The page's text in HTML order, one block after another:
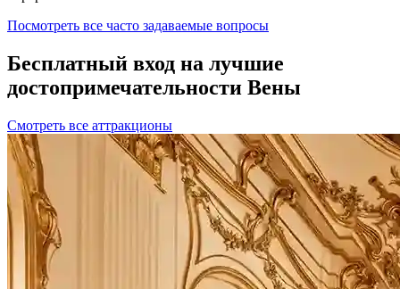
Посмотреть все часто задаваемые вопросы
Бесплатный вход на лучшие
достопримечательности Вены
Смотреть все аттракционы